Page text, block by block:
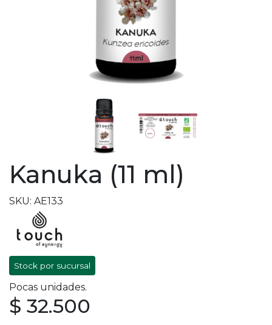
Kanuka (11 ml)
SKU: AE133
Stock por sucursal
Pocas unidades.
$ 32.500